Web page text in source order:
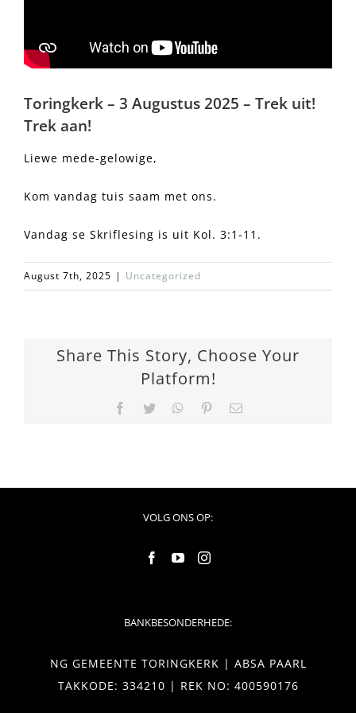
Toringkerk – 3 Augustus 2025 – Trek uit!
Trek aan!
Liewe mede-gelowige,
Kom vandag tuis saam met ons.
Vandag se Skriflesing is uit Kol. 3:1-11.
August 7th, 2025 | Uncategorized
Share This Story, Choose Your
Platform!
Facebook
TwitterWhatsApp
PinterestEmail
VOLG ONS OP:
BANKBESONDERHEDE:
NG GEMEENTE TORINGKERK | ABSA PAARL
TAKKODE: 334210 | REK NO: 400590176